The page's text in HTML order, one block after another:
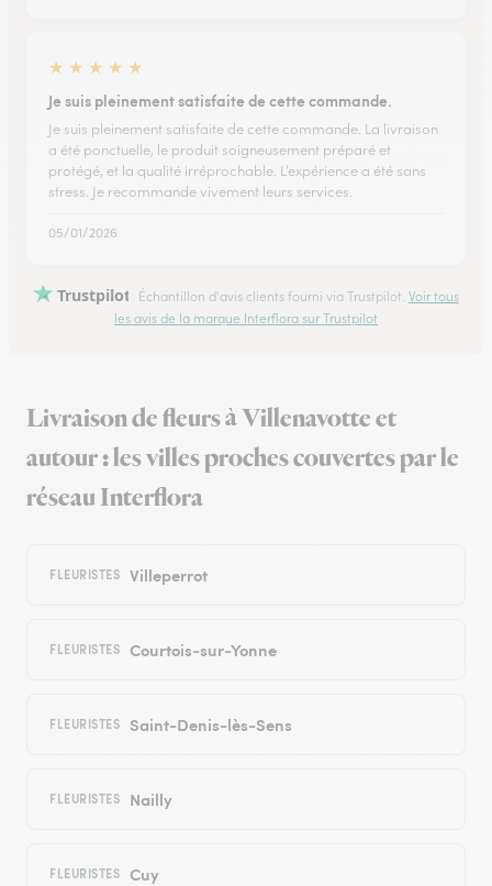
★ ★ ★ ★ ★
Je suis pleinement satisfaite de cette commande.
Je suis pleinement satisfaite de cette commande. La livraison
a été ponctuelle, le produit soigneusement préparé et
protégé, et la qualité irréprochable. L’expérience a été sans
stress. Je recommande vivement leurs services.
05/01/2026
Trustpilot Échantillon d'avis clients fourni via Trustpilot. Voir tous
les avis de la marque Interflora sur Trustpilot
Livraison de fleurs à Villenavotte et
autour : les villes proches couvertes par le
réseau Interflora
FLEURISTES Villeperrot
FLEURISTES Courtois-sur-Yonne
FLEURISTES Saint-Denis-lès-Sens
FLEURISTES Nailly
FLEURISTES Cuy